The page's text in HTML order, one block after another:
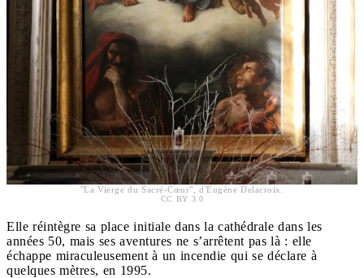
"La Vierge du Sacré-Cœur", d'Eugène Delacroix.
CC BY 3.0
Elle réintègre sa place initiale dans la cathédrale dans les
années 50, mais ses aventures ne s’arrêtent pas là : elle
échappe miraculeusement à un incendie qui se déclare à
quelques mètres, en 1995.